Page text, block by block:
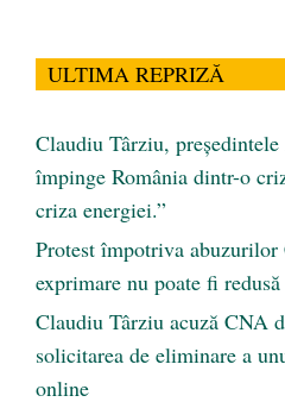
ULTIMA REPRIZĂ
Claudiu Târziu,
împinge România dintr-o
criza energiei.”
Protest împotriva
exprimare nu poate fi
Claudiu Târziu acuză CNA
solicitarea de eliminare a
online